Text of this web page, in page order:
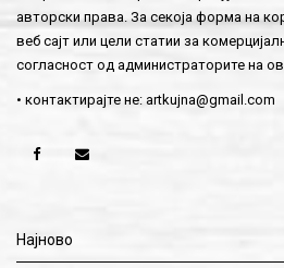
авторски права. За секоја форма на
веб сајт или цели статии за
согласност од администраторите на
• контактирајте не: artkujna@gmail.com
Најново